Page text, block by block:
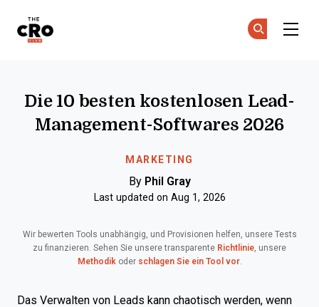
MARKETING
Die 10 besten kostenlosen Lead-
Management-Softwares 2026
By Phil Gray
Last updated on Aug 1, 2026
Wir bewerten Tools unabhängig, und Provisionen helfen, unsere Tests
zu finanzieren. Sehen Sie unsere transparente Richtlinie, unsere
Methodikoder schlagen Sie ein Tool vor.
Das Verwalten von Leads kann chaotisch werden, wenn